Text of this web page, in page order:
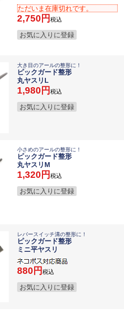
ただいま在庫切れです。
2,750 税込
お気に入りに登録
大き目のアールの整形に！
ピックガード整形
丸ヤスリL
1,980 税込
お気に入りに登録
小さめのアールの整形に！
ピックガード整形
丸ヤスリM
1,320 税込
お気に入りに登録
レバースイッチ溝の整形に！
ピックガード整形
ミニ平ヤスリ
880 税込
お気に入りに登録